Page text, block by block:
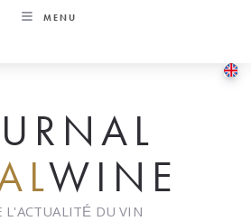
MENU
WINE
L'ACTUALITÉ DU VIN